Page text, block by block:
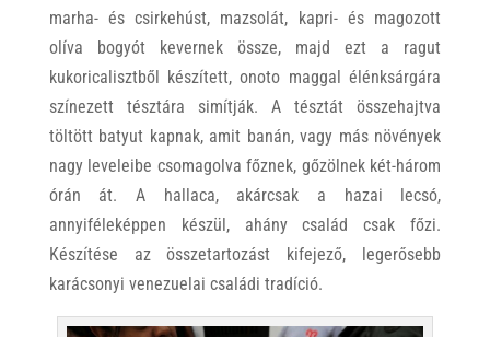
marha- és csirkehúst, mazsolát, kapri- és magozott
olíva bogyót kevernek össze, majd ezt a ragut
kukoricalisztből készített, onoto maggal élénksárgára
színezett tésztára simítják. A tésztát összehajtva
töltött batyut kapnak, amit banán, vagy más növények
nagy leveleibe csomagolva főznek, gőzölnek két-három
órán át. A hallaca, akárcsak a hazai lecsó,
annyiféleképpen készül, ahány család csak főzi.
Készítése az összetartozást kifejező, legerősebb
karácsonyi venezuelai családi tradíció.